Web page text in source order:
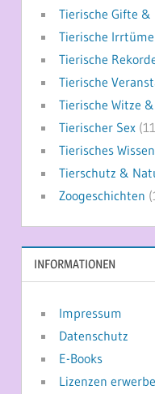
Tierische Gifte
Tierische
Tierische
Tierische
Tierische Witze
Tierischer Sex
Tierisches Wissen
Tierschutz &
Zoogeschichten
INFORMATIONEN
Impressum
Datenschutz
E-Books
Lizenzen